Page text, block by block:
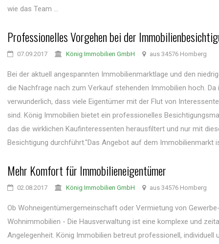
wie das Team ...
Professionelles Vorgehen bei der
07.09.2017 König Immobilien GmbH aus 34576 Homberg
Bei der aktuell angespannten Immobilienmarktlage und den
die Nachfrage nach zum Verkauf stehenden Immobilien hoch.
verwunderlich, dass viele Eigentümer mit der Flut von
sind. König Immobilien bietet ein professionelles
das die wirklichen Kaufinteressenten herausfiltert und nur mit
Besichtigung durchführt."Das Angebot auf dem Immobilienmarkt
Mehr Komfort für Immobilieneigentümer
02.08.2017 König Immobilien GmbH aus 34576 Homberg
Ob Wohneigentümergemeinschaft oder Vermietung von
Wohnimmobilien - Die Hausverwaltung ist eine komplexe und
Angelegenheit. König Immobilien betreut professionell, individuell